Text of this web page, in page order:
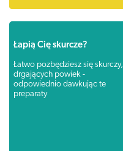
Łapią Cię skurcze?
Łatwo pozbędziesz się skurczy,
drgających powiek -
odpowiednio dawkując te
preparaty